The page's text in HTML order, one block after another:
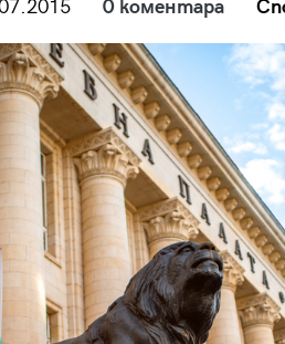
0 коментара
/29